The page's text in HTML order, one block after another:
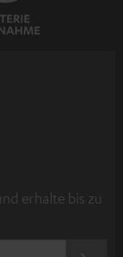
erhalte bis zu